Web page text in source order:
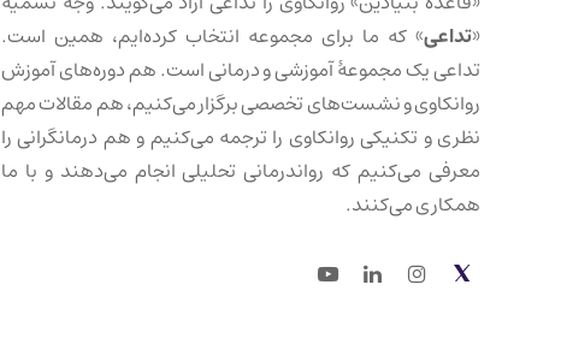
«تداعی» که ما برای مجموعه انتخاب کرده‌ایم، همین است.
تداعی یک مجموعهٔ آموزشی و درمانی است. هم دوره‌های آموزش
روانکاوی و نشست‌های تخصصی برگزار می‌کنیم، هم مقالات مهم
نظری و تکنیکی روانکاوی را ترجمه می‌کنیم و هم درمانگرانی را
معرفی می‌کنیم که رواندرمانی تحلیلی انجام می‌دهند و با ما
همکاری می‌کنند.
Twitter
Instagram
LinkedIn
Youtube